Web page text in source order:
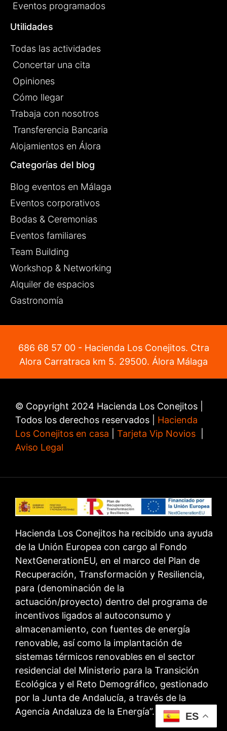
Eventos programados
Utilidades
Todas las actividades
Concertar una cita
Opiniones
Cómo llegar
Trabaja con nosotros
Transferencia Bancaria
Alojamientos en Álora
Categorías del blog
Blog eventos en Málaga
Eventos corporativos
Bodas & Ceremonias
Eventos familiares
Team Building
Workshop & Networking
Alquiler de espacios
Gastronomía
686 68 57 00- Hacienda Los Conejitos. Ctra
Alora Carratraca km 5. 29500. Álora Málaga
© Copyright 2024 Hacienda Los Conejitos |
Todos los derechos reservados | Hacienda
Los Conejitos en casa
Tarjeta Vip Novios
Aviso Legal
Hacienda Los Conejitos ha recibido una ayuda
de la Unión Europea con cargo al Fondo
NextGenerationEU, en el marco del Plan de
Recuperación, Transformación y Resiliencia,
para (denominación de la
actuación/proyecto) dentro del programa de
incentivos ligados al autoconsumo y
almacenamiento, con fuentes de energía
renovable, así como la implantación de
sistemas térmicos renovables en el sector
residencial del Ministerio para la Transición
Ecológica y el Reto Demográfico, gestionado
por la Junta de Andalucía, a través de la
Agencia Andaluza de la Energía”.
ES